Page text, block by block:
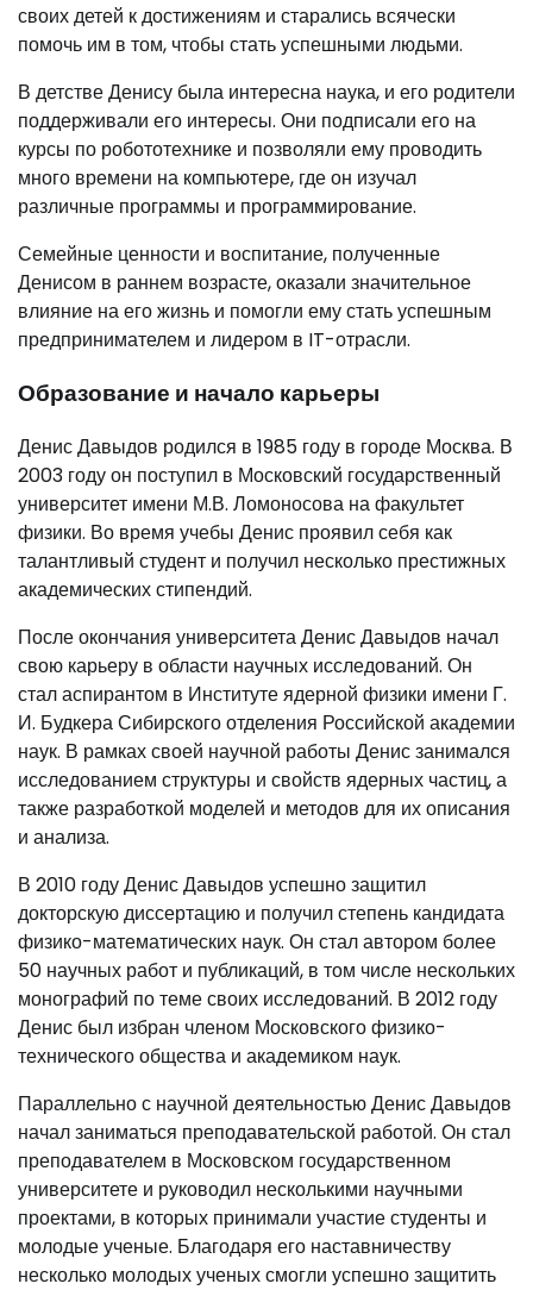
своих детей к достижениям и старались всячески
помочь им в том, чтобы стать успешными людьми.
В детстве Денису была интересна наука, и его родители
поддерживали его интересы. Они подписали его на
курсы по робототехнике и позволяли ему проводить
много времени на компьютере, где он изучал
различные программы и программирование.
Семейные ценности и воспитание, полученные
Денисом в раннем возрасте, оказали значительное
влияние на его жизнь и помогли ему стать успешным
предпринимателем и лидером в IT-отрасли.
Образование и начало карьеры
Денис Давыдов родился в 1985 году в городе Москва. В
2003 году он поступил в Московский государственный
университет имени М.В. Ломоносова на факультет
физики. Во время учебы Денис проявил себя как
талантливый студент и получил несколько престижных
академических стипендий.
После окончания университета Денис Давыдов начал
свою карьеру в области научных исследований. Он
стал аспирантом в Институте ядерной физики имени Г.
И. Будкера Сибирского отделения Российской академии
наук. В рамках своей научной работы Денис занимался
исследованием структуры и свойств ядерных частиц, а
также разработкой моделей и методов для их описания
и анализа.
В 2010 году Денис Давыдов успешно защитил
докторскую диссертацию и получил степень кандидата
физико-математических наук. Он стал автором более
50 научных работ и публикаций, в том числе нескольких
монографий по теме своих исследований. В 2012 году
Денис был избран членом Московского физико-
технического общества и академиком наук.
Параллельно с научной деятельностью Денис Давыдов
начал заниматься преподавательской работой. Он стал
преподавателем в Московском государственном
университете и руководил несколькими научными
проектами, в которых принимали участие студенты и
молодые ученые. Благодаря его наставничеству
несколько молодых ученых смогли успешно защитить